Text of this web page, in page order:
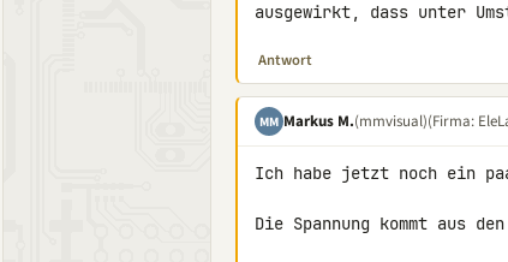
ausgewirkt, dass unter
Antwort
MM Markus M.(mmvisual)(Firma:
Ich habe jetzt noch ein
Die Spannung kommt aus